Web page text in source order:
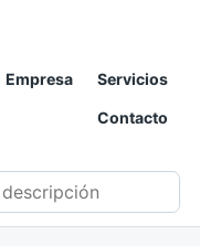
Empresa Servicios
Contacto